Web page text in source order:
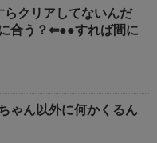
らクリアしてないんだ
合う？⇐●●すれば間に
ゃん以外に何かくるん